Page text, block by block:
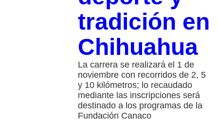
tradición en
Chihuahua
La carrera se realizará el 1 de
noviembre con recorridos de 2, 5
y 10 kilómetros; lo recaudado
mediante las inscripciones será
destinado a los programas de la
Fundación Canaco